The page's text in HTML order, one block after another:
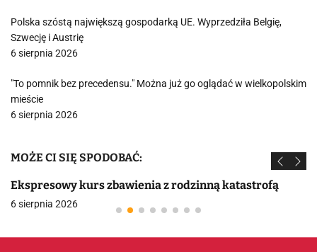
Polska szóstą największą gospodarką UE. Wyprzedziła Belgię,
Szwecję i Austrię
6 sierpnia 2026
"To pomnik bez precedensu." Można już go oglądać w wielkopolskim
mieście
6 sierpnia 2026
MOŻE CI SIĘ SPODOBAĆ:
Ekspresowy kurs zbawienia z rodzinną katastrofą
6 sierpnia 2026